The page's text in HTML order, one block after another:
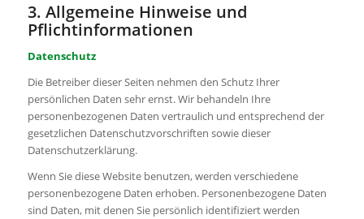
3. Allgemeine Hinweise und
Pflichtinformationen
Datenschutz
Die Betreiber dieser Seiten nehmen den Schutz Ihrer
persönlichen Daten sehr ernst. Wir behandeln Ihre
personenbezogenen Daten vertraulich und entsprechend der
gesetzlichen Datenschutzvorschriften sowie dieser
Datenschutzerklärung.
Wenn Sie diese Website benutzen, werden verschiedene
personenbezogene Daten erhoben. Personenbezogene Daten
sind Daten, mit denen Sie persönlich identifiziert werden